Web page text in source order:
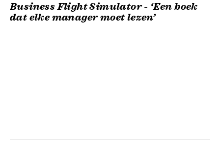
Business Flight Simulator - ‘Een boek
dat elke manager moet lezen’